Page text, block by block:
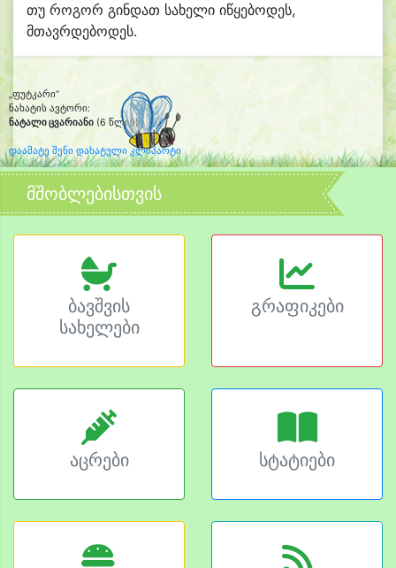
თუ როგორ გინდათ სახელი იწყებოდეს,
მთავრდებოდეს.
„ფუტკარი“
ნახატის ავტორი:
ნატალი ცვარიანი (6 წლის)
დაამატე შენი დახატული კლიპარტი
მშობლებისთვის
ბავშვის
სახელები
გრაფიკები
აცრები სტატიები